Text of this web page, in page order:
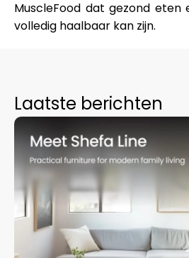
MuscleFood dat gezond eten
volledig haalbaar kan zijn.
Laatste berichten